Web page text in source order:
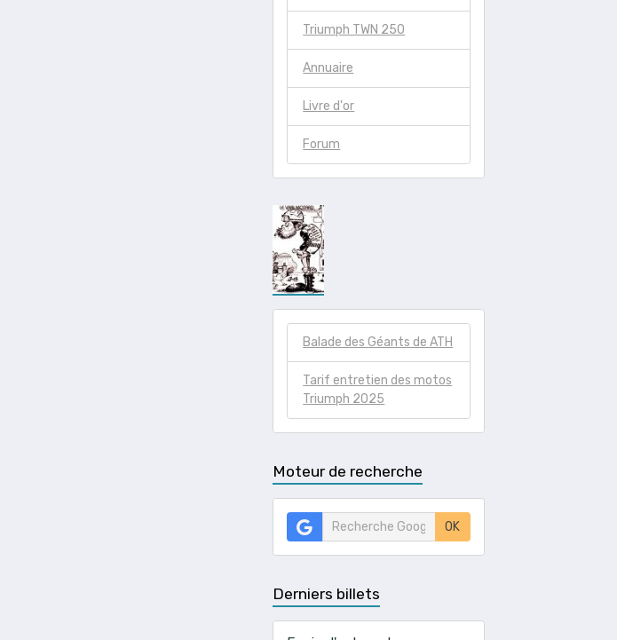
Triumph TWN 250
Annuaire
Livre d'or
Forum
Balade des Géants de ATH
Tarif entretien des motos
Triumph 2025
Moteur de recherche
OK
Derniers billets